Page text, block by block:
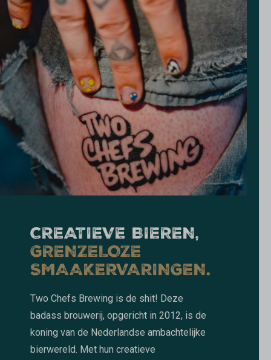
CREATIEVE BIEREN,
GRENZELOZE
SMAAKERVARINGEN.
Two Chefs Brewing is de shit! Deze
badass brouwerij, opgericht in 2012, is de
koning van de Nederlandse ambachtelijke
bierwereld. Met hun creatieve